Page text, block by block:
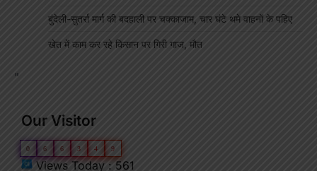
बुंदेली-सुतर्रा मार्ग की बदहाली पर चक्काजाम, चार घंटे थमे वाहनों के पहिए
खेत में काम कर रहे किसान पर गिरी गाज, मौत
"
Our Visitor
0 6 6 3 4 9
Views Today : 561